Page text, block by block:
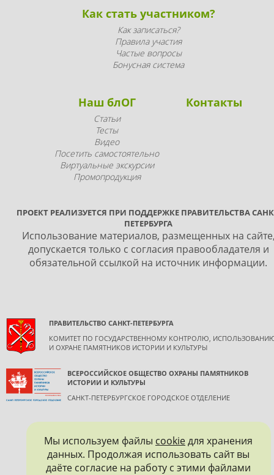
Как стать участником?
Как записаться?
Правила участия
Частые вопросы
Бонусная система
Наш блОГ
Статьи
Тесты
Видео
Посетить самостоятельно
Виртуальные экскурсии
Промопродукция
Контакты
ПРОЕКТ РЕАЛИЗУЕТСЯ ПРИ ПОДДЕРЖКЕ ПРАВИТЕЛЬСТВА
ПЕТЕРБУРГА
Использование материалов, размещенных на
допускается только с согласия правообладателя и
обязательной ссылкой на источник информации.
ПРАВИТЕЛЬСТВО САНКТ-ПЕТЕРБУРГА
КОМИТЕТ ПО ГОСУДАРСТВЕННОМУ КОНТРОЛЮ,
И ОХРАНЕ ПАМЯТНИКОВ ИСТОРИИ И КУЛЬТУРЫ
ВСЕРОССИЙСКОЕ ОБЩЕСТВО ОХРАНЫ ПАМЯТНИКОВ
ИСТОРИИ И КУЛЬТУРЫ
САНКТ-ПЕТЕРБУРГСКОЕ ГОРОДСКОЕ ОТДЕЛЕНИЕ
Мы используем файлы cookieдля хранения
данных. Продолжая использовать сайт вы
даёте согласие на работу с этими файлами